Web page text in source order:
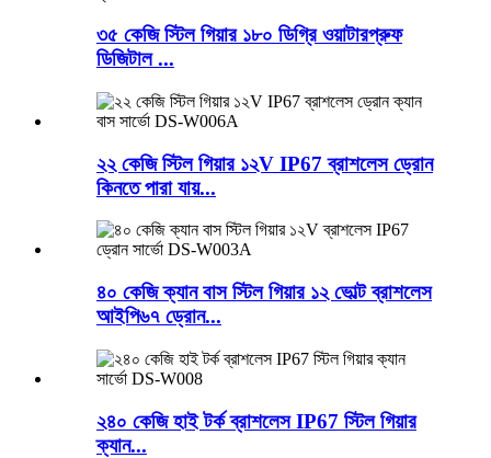
৩৫ কেজি স্টিল গিয়ার ১৮০ ডিগ্রি ওয়াটারপ্রুফ
ডিজিটাল ...
২২ কেজি স্টিল গিয়ার ১২V IP67 ব্রাশলেস ড্রোন
কিনতে পারা যায়...
৪০ কেজি ক্যান বাস স্টিল গিয়ার ১২ ভোল্ট ব্রাশলেস
আইপি৬৭ ড্রোন...
২৪০ কেজি হাই টর্ক ব্রাশলেস IP67 স্টিল গিয়ার
ক্যান...